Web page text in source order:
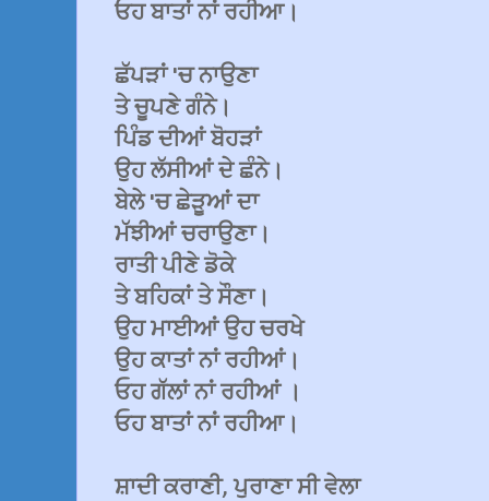
ਓਹ ਬਾਤਾਂ ਨਾਂ ਰਹੀਆ।
ਛੱਪੜਾਂ 'ਚ ਨਾਉਣਾ
ਤੇ ਚੂਪਣੇ ਗੰਨੇ।
ਪਿੰਡ ਦੀਆਂ ਬੋਹੜਾਂ
ਉਹ ਲੱਸੀਆਂ ਦੇ ਛੰਨੇ।
ਬੇਲੇ 'ਚ ਛੇੜੂਆਂ ਦਾ
ਮੱਝੀਆਂ ਚਰਾਉਣਾ।
ਰਾਤੀ ਪੀਣੇ ਡੋਕੇ
ਤੇ ਬਹਿਕਾਂ ਤੇ ਸੌਣਾ।
ਉਹ ਮਾਈਆਂ ਉਹ ਚਰਖੇ
ਉਹ ਕਾਤਾਂ ਨਾਂ ਰਹੀਆਂ।
ਓਹ ਗੱਲਾਂ ਨਾਂ ਰਹੀਆਂ ।
ਓਹ ਬਾਤਾਂ ਨਾਂ ਰਹੀਆ।
ਸ਼ਾਦੀ ਕਰਾਣੀ, ਪੁਰਾਣਾ ਸੀ ਵੇਲਾ